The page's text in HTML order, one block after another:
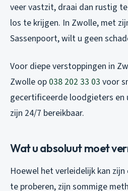
veer vastzit, draai dan rustig
los te krijgen. In Zwolle, met
Sassenpoort, wilt u geen
Voor diepe verstoppingen in
Zwolle op 038 202 33 03 voor
gecertificeerde loodgieters en
zijn 24/7 bereikbaar.
Wat u absoluut moet
Hoewel het verleidelijk kan
te proberen, zijn sommige